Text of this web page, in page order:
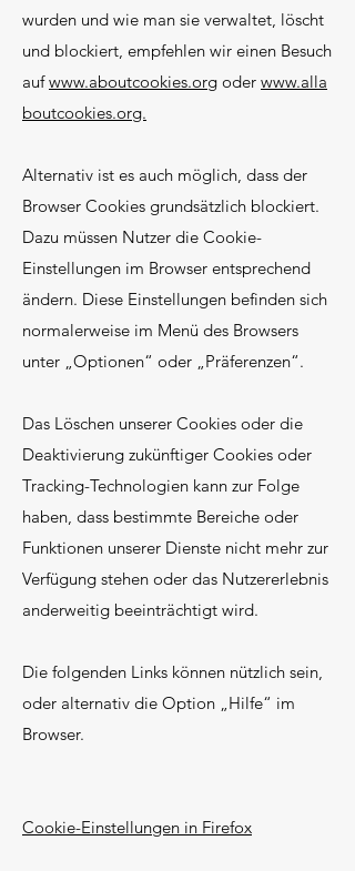
wurden und wie man sie verwaltet, löscht
und blockiert, empfehlen wir einen Besuch
aufwww.aboutcookies.org oder www.alla
boutcookies.org.
Alternativ ist es auch möglich, dass der
Browser Cookies grundsätzlich blockiert.
Dazu müssen Nutzer die Cookie-
Einstellungen im Browser entsprechend
ändern. Diese Einstellungen befinden sich
normalerweise im Menü des Browsers
unter „Optionen“ oder „Präferenzen“.
Das Löschen unserer Cookies oder die
Deaktivierung zukünftiger Cookies oder
Tracking-Technologien kann zur Folge
haben, dass bestimmte Bereiche oder
Funktionen unserer Dienste nicht mehr zur
Verfügung stehen oder das Nutzererlebnis
anderweitig beeinträchtigt wird.
Die folgenden Links können nützlich sein,
oder alternativ die Option „Hilfe“ im
Browser.
Cookie-Einstellungen in Firefox